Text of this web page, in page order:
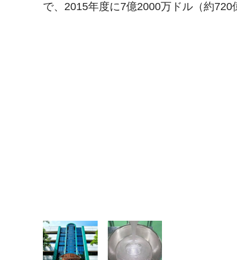
で、2015年度に7億2000万ドル（約720